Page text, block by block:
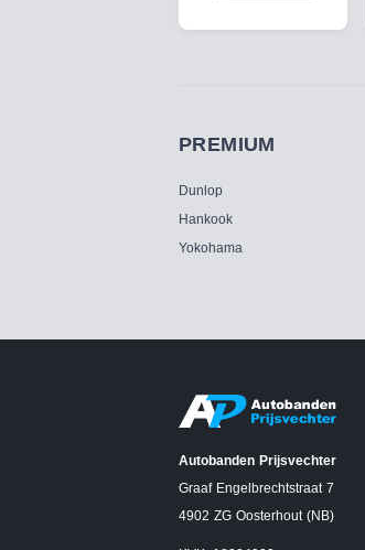
PREMIUM
Dunlop
Hankook
Yokohama
Autobanden Prijsvechter
Graaf Engelbrechtstraat 7
4902 ZG Oosterhout (NB)